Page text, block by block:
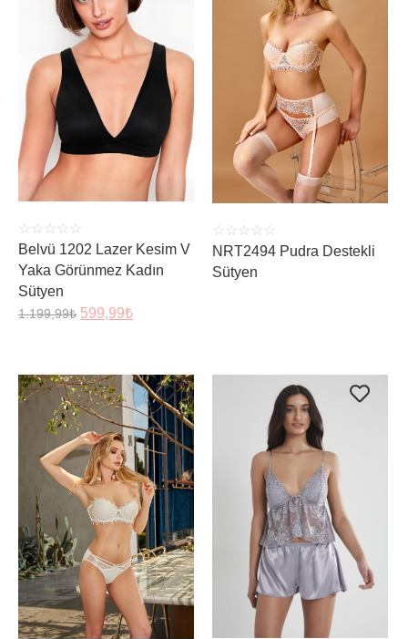
ÜRÜNÜ İNCELE
☆ ☆ ☆ ☆ ☆
Belvü 1202 Lazer Kesim V
Yaka Görünmez Kadın
Sütyen
1.199,99₺ 599,99₺
ÜRÜNÜ İNCELE
☆ ☆ ☆ ☆ ☆
NRT2494 Pudra Destekli
Sütyen
ÜRÜNÜ İNCELE ÜRÜNÜ İNCELE